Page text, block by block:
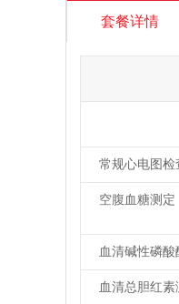
套餐详情
常规心电图检
空腹血糖测定
血清碱性磷酸
血清总胆红素